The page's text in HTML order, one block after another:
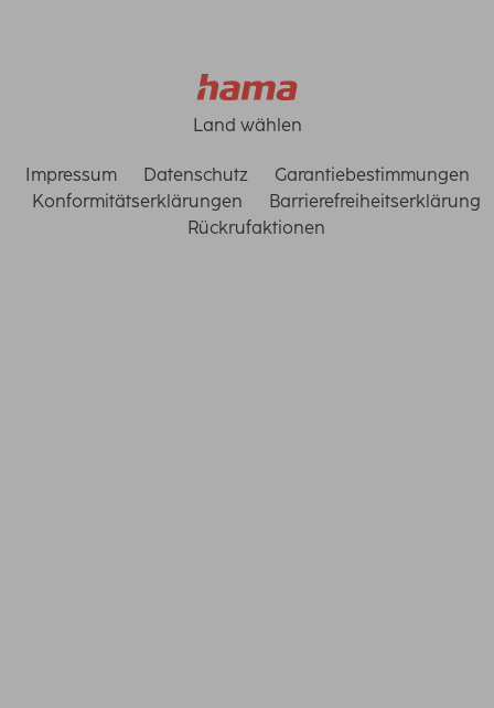
Land wählen
Impressum Datenschutz
Garantiebestimmungen
Konformitätserklärungen
Barrierefreiheitserklärung
Rückrufaktionen